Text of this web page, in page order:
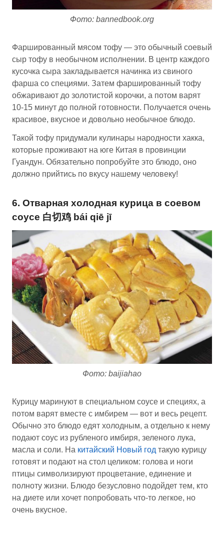
Фото: bannedbook.org
Фаршированный мясом тофу — это обычный соевый
сыр тофу в необычном исполнении. В центр каждого
кусочка сыра закладывается начинка из свиного
фарша со специями. Затем фаршированный тофу
обжаривают до золотистой корочки, а потом варят
10-15 минут до полной готовности. Получается очень
красивое, вкусное и довольно необычное блюдо.
Такой тофу придумали кулинары народности хакка,
которые проживают на юге Китая в провинции
Гуандун. Обязательно попробуйте это блюдо, оно
должно прийтись по вкусу нашему человеку!
6. Отварная холодная курица в соевом
соусе 白切鸡 bái qiē jī
Фото: baijiahao
Курицу маринуют в специальном соусе и специях, а
потом варят вместе с имбирем — вот и весь рецепт.
Обычно это блюдо едят холодным, а отдельно к нему
подают соус из рубленого имбиря, зеленого лука,
масла и соли. На китайский Новый год такую курицу
готовят и подают на стол целиком: голова и ноги
птицы символизируют процветание, единение и
полноту жизни. Блюдо безусловно подойдет тем, кто
на диете или хочет попробовать что-то легкое, но
очень вкусное.